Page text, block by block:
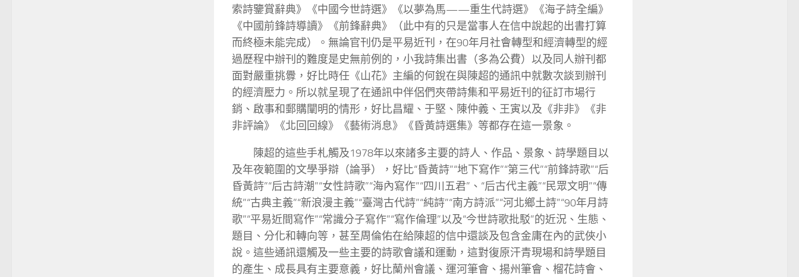
索詩鑒賞辭典》《中國今世詩選》《以夢為馬——重生代詩選》《海子詩全編》
《中國前鋒詩導讀》《前鋒辭典》（此中有的只是當事人在信中說起的出書打算
而終極未能完成）。無論官刊仍是平易近刊，在90年月社會轉型和經濟轉型的經
過歷程中辦刊的難度是史無前例的，小我詩集出書（多為公費）以及同人辦刊都
面對嚴重挑釁，好比時任《山花》主編的何銳在與陳超的通訊中就數次談到辦刊
的經濟壓力。所以就呈現了在通訊中伴侶們夾帶詩集和平易近刊的征訂市場行
銷、啟事和郵購闡明的情形，好比昌耀、于堅、陳仲義、王寅以及《非非》《非
非評論》《北回回線》《藝術消息》《昏黃詩選集》等都存在這一景象。
陳超的這些手札觸及1978年以來諸多主要的詩人、作品、景象、詩學題目以
及年夜範圍的文學爭辯（論爭），好比“昏黃詩”“地下寫作”“第三代”“前鋒詩歌”“后
昏黃詩”“后古詩潮”“女性詩歌”“海內寫作”“四川五君”、“后古代主義”“民眾文明”“傳
統”“古典主義”“新浪漫主義”“臺灣古代詩”“純詩”“南方詩派”“河北鄉土詩”“90年月詩
歌”“平易近間寫作”“常識分子寫作”“寫作倫理”以及“今世詩歌批駁”的近況、生態、
題目、分化和轉向等，甚至周倫佑在給陳超的信中還談及包含金庸在內的武俠小
說。這些通訊還觸及一些主要的詩歌會議和運動，這對復原汗青現場和詩學題目
的產生、成長具有主要意義，好比蘭州會議、運河筆會、揚州筆會、榴花詩會、